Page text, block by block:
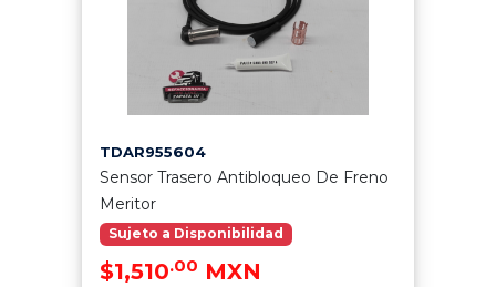
TDAR955604
Sensor Trasero Antibloqueo De Freno
Meritor
Sujeto a Disponibilidad
$1,510.00 MXN